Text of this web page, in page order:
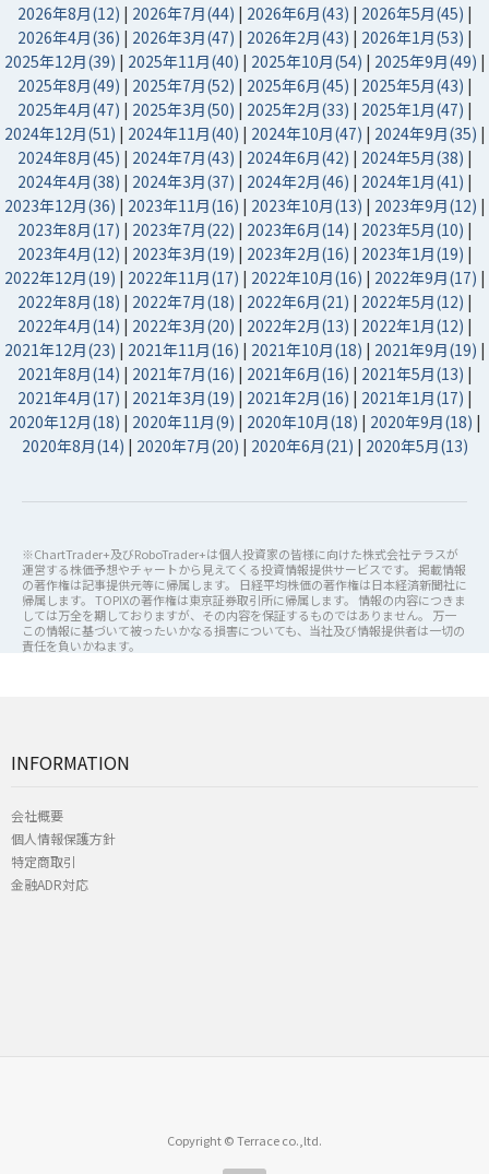
2026年8月(12) | 2026年7月(44) | 2026年6月(43) | 2026年5月(45) |
2026年4月(36) | 2026年3月(47) | 2026年2月(43) | 2026年1月(53) |
2025年12月(39) | 2025年11月(40) | 2025年10月(54) | 2025年9月(49) |
2025年8月(49) | 2025年7月(52) | 2025年6月(45) | 2025年5月(43) |
2025年4月(47) | 2025年3月(50) | 2025年2月(33) | 2025年1月(47) |
2024年12月(51) | 2024年11月(40) | 2024年10月(47) | 2024年9月(35) |
2024年8月(45) | 2024年7月(43) | 2024年6月(42) | 2024年5月(38) |
2024年4月(38) | 2024年3月(37) | 2024年2月(46) | 2024年1月(41) |
2023年12月(36) | 2023年11月(16) | 2023年10月(13) | 2023年9月(12) |
2023年8月(17) | 2023年7月(22) | 2023年6月(14) | 2023年5月(10) |
2023年4月(12) | 2023年3月(19) | 2023年2月(16) | 2023年1月(19) |
2022年12月(19) | 2022年11月(17) | 2022年10月(16) | 2022年9月(17) |
2022年8月(18) | 2022年7月(18) | 2022年6月(21) | 2022年5月(12) |
2022年4月(14) | 2022年3月(20) | 2022年2月(13) | 2022年1月(12) |
2021年12月(23) | 2021年11月(16) | 2021年10月(18) | 2021年9月(19) |
2021年8月(14) | 2021年7月(16) | 2021年6月(16) | 2021年5月(13) |
2021年4月(17) | 2021年3月(19) | 2021年2月(16) | 2021年1月(17) |
2020年12月(18) | 2020年11月(9) | 2020年10月(18) | 2020年9月(18) |
2020年8月(14) | 2020年7月(20) | 2020年6月(21) | 2020年5月(13)
※ChartTrader+及びRoboTrader+は個人投資家の皆様に向けた株式会社テラスが
運営する株価予想やチャートから見えてくる投資情報提供サービスです。 掲載情報
の著作権は記事提供元等に帰属します。 日経平均株価の著作権は日本経済新聞社に
帰属します。 TOPIXの著作権は東京証券取引所に帰属します。 情報の内容につきま
しては万全を期しておりますが、その内容を保証するものではありません。 万一
この情報に基づいて被ったいかなる損害についても、当社及び情報提供者は一切の
責任を負いかねます。
INFORMATION
会社概要
個人情報保護方針
特定商取引
金融ADR対応
Copyright © Terrace co.,ltd.